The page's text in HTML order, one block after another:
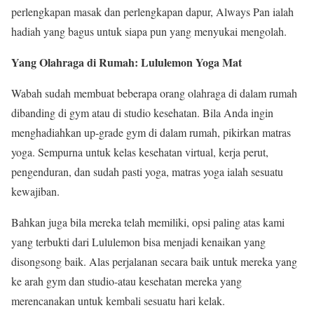
perlengkapan masak dan perlengkapan dapur, Always Pan ialah
hadiah yang bagus untuk siapa pun yang menyukai mengolah.
Yang Olahraga di Rumah: Lululemon Yoga Mat
Wabah sudah membuat beberapa orang olahraga di dalam rumah
dibanding di gym atau di studio kesehatan. Bila Anda ingin
menghadiahkan up-grade gym di dalam rumah, pikirkan matras
yoga. Sempurna untuk kelas kesehatan virtual, kerja perut,
pengenduran, dan sudah pasti yoga, matras yoga ialah sesuatu
kewajiban.
Bahkan juga bila mereka telah memiliki, opsi paling atas kami
yang terbukti dari Lululemon bisa menjadi kenaikan yang
disongsong baik. Alas perjalanan secara baik untuk mereka yang
ke arah gym dan studio-atau kesehatan mereka yang
merencanakan untuk kembali sesuatu hari kelak.